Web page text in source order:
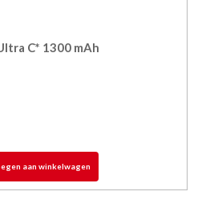
C* 1300 mAh
aan winkelwagen